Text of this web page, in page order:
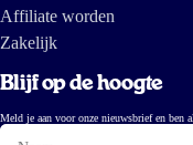
Affiliate worden
Zakelijk
Blijf op de hoogte
Meld je aan voor onze nieuwsbrief en ben
Naam